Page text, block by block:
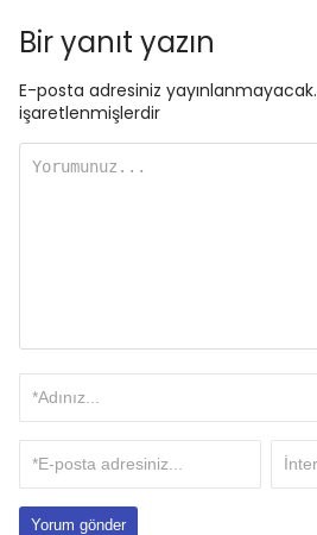
Bir yanıt yazın
E-posta adresiniz yayınlanmayacak.
işaretlenmişlerdir